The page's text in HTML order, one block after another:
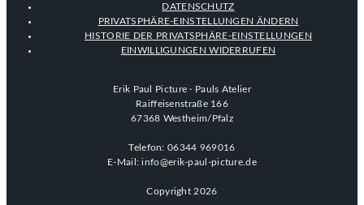
DATENSCHUTZ
PRIVATSPHÄRE-EINSTELLUNGEN ÄNDERN
HISTORIE DER PRIVATSPHÄRE-EINSTELLUNGEN
EINWILLIGUNGEN WIDERRUFEN
Erik Paul Picture · Pauls Atelier
Raiffeisenstraße 166
67368 Westheim/Pfalz
Telefon: 06344 969016
E-Mail: info@erik-paul-picture.de
Copyright 2026